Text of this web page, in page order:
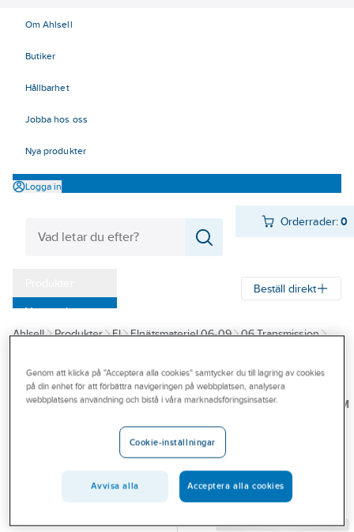
Om Ahlsell
Butiker
Hållbarhet
Jobba hos oss
Nya produkter
Logga in
Orderrader:0
Varumärken
Kampanjer
Outlet
Branscher
Beställ direkt
Ahlsell Produkter El Elnätsmateriel 06-09
06 Transmission
TE
CONNECTIVITY/RAYCHEM
Grenklämma CU
95 CU 10-95MM2
Artikelnummer:
Genom att klicka på "Acceptera alla cookies" samtycker du till lagring av cookies
på din enhet för att förbättra navigeringen på webbplatsen, analysera
webbplatsens användning och bistå i våra marknadsföringsinsatser.
Cookie-inställningar
Avvisa alla Acceptera alla cookies